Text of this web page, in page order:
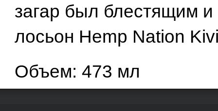
загар был блестящим и
лосьон Hemp Nation
Объем: 473 мл